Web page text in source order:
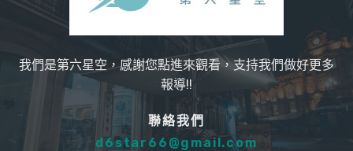
我們是第六星空，感謝您點進來觀看，支持我們做好更多
報導!!
聯絡我們
d6star66@gmail.com